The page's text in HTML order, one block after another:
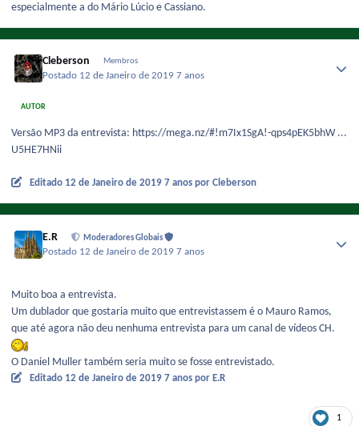
especialmente a do Mário Lúcio e Cassiano.
Cleberson Membros
Postado 12 de Janeiro de 2019 7 anos
AUTOR
Versão MP3 da entrevista: https://mega.nz/#!m7Ix1SgA!-qps4pEK5bhW ...
U5HE7HNii
Editado 12 de Janeiro de 2019 7 anos por Cleberson
E.R Moderadores Globais
Postado 12 de Janeiro de 20197 anos
Muito boa a entrevista.
Um dublador que gostaria muito que entrevistassem é o Mauro Ramos,
que até agora não deu nenhuma entrevista para um canal de vídeos CH.
O Daniel Muller também seria muito se fosse entrevistado.
Editado 12 de Janeiro de 2019 7 anos por E.R
1